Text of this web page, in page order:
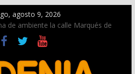
agosto 9, 2026
de ambiente la calle Marqués de
a la Capitanía Cristiana
un grave accidente en la N-332
donar sangre en Cruz Roja